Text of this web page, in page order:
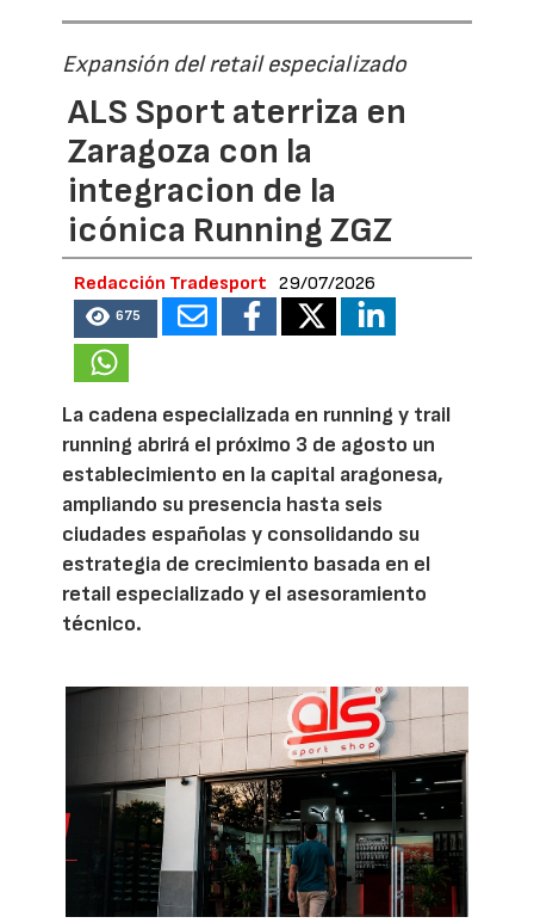
Expansión del retail especializado
ALS Sport aterriza en
Zaragoza con la
integracion de la
icónica Running ZGZ
Redacción Tradesport 29/07/2026
675
La cadena especializada en running y trail
running abrirá el próximo 3 de agosto un
establecimiento en la capital aragonesa,
ampliando su presencia hasta seis
ciudades españolas y consolidando su
estrategia de crecimiento basada en el
retail especializado y el asesoramiento
técnico.